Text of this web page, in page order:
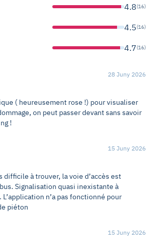
4.8(16)
4.5(16)
4.7(16)
28 Juny 2026
( heureusement rose !) pour visualiser
on peut passer devant sans savoir
!
15 Juny 2026
difficile à trouver, la voie d’accès est
Signalisation quasi inexistante à
n’a pas fonctionné pour
piéton
15 Juny 2026